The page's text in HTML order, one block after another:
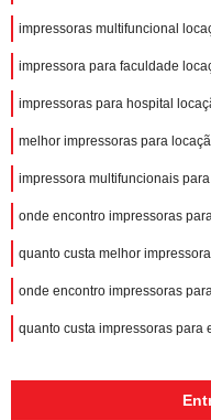
impressoras multifuncional
impressora para faculdade
impressoras para hospital
melhor impressoras para
impressora multifuncionais
onde encontro impressoras
quanto custa melhor
onde encontro impressoras
quanto custa impressoras para